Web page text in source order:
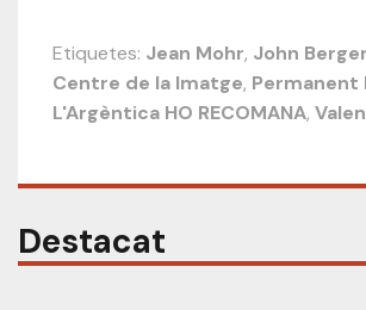
Etiquetes: Jean Mohr, John Berger
Centre de la Imatge, Permanent
L'Argèntica HO RECOMANA,
Destacat